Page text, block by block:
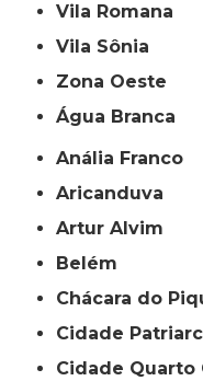
Vila Romana
Vila Sônia
Zona Oeste
Água Branca
Anália Franco
Aricanduva
Artur Alvim
Belém
Chácara do
Cidade
Cidade